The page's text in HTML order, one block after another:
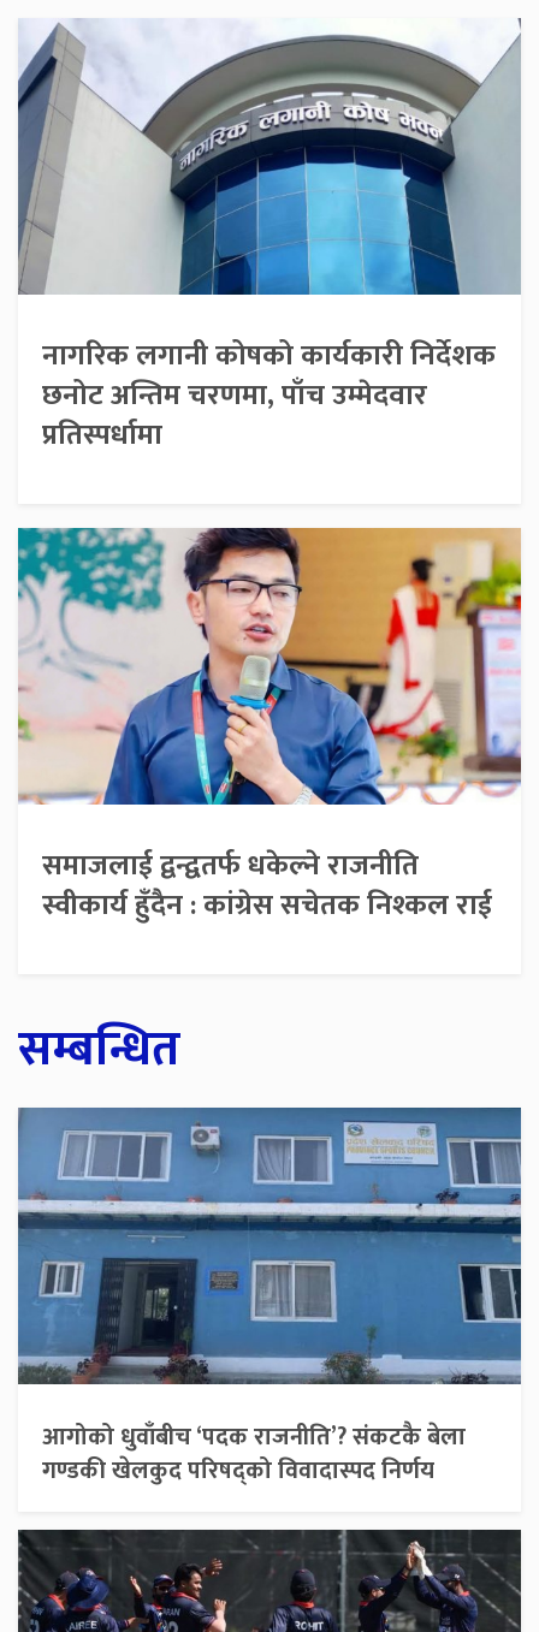
नागरिक लगानी कोषको कार्यकारी निर्देशक
छनोट अन्तिम चरणमा, पाँच उम्मेदवार
प्रतिस्पर्धामा
समाजलाई द्वन्द्वतर्फ धकेल्ने राजनीति
स्वीकार्य हुँदैन : कांग्रेस सचेतक निश्कल राई
सम्बन्धित
आगोको धुवाँबीच ‘पदक राजनीति’? संकटकै बेला
गण्डकी खेलकुद परिषद्को विवादास्पद निर्णय